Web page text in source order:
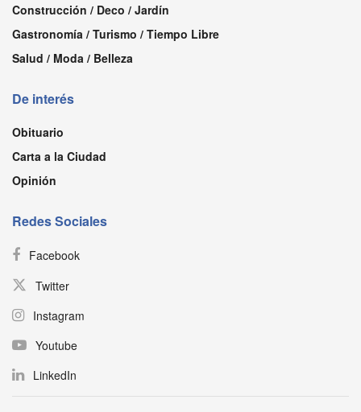
Construcción / Deco / Jardín
Gastronomía / Turismo / Tiempo Libre
Salud / Moda / Belleza
De interés
Obituario
Carta a la Ciudad
Opinión
Redes Sociales
Facebook
Twitter
Instagram
Youtube
LinkedIn